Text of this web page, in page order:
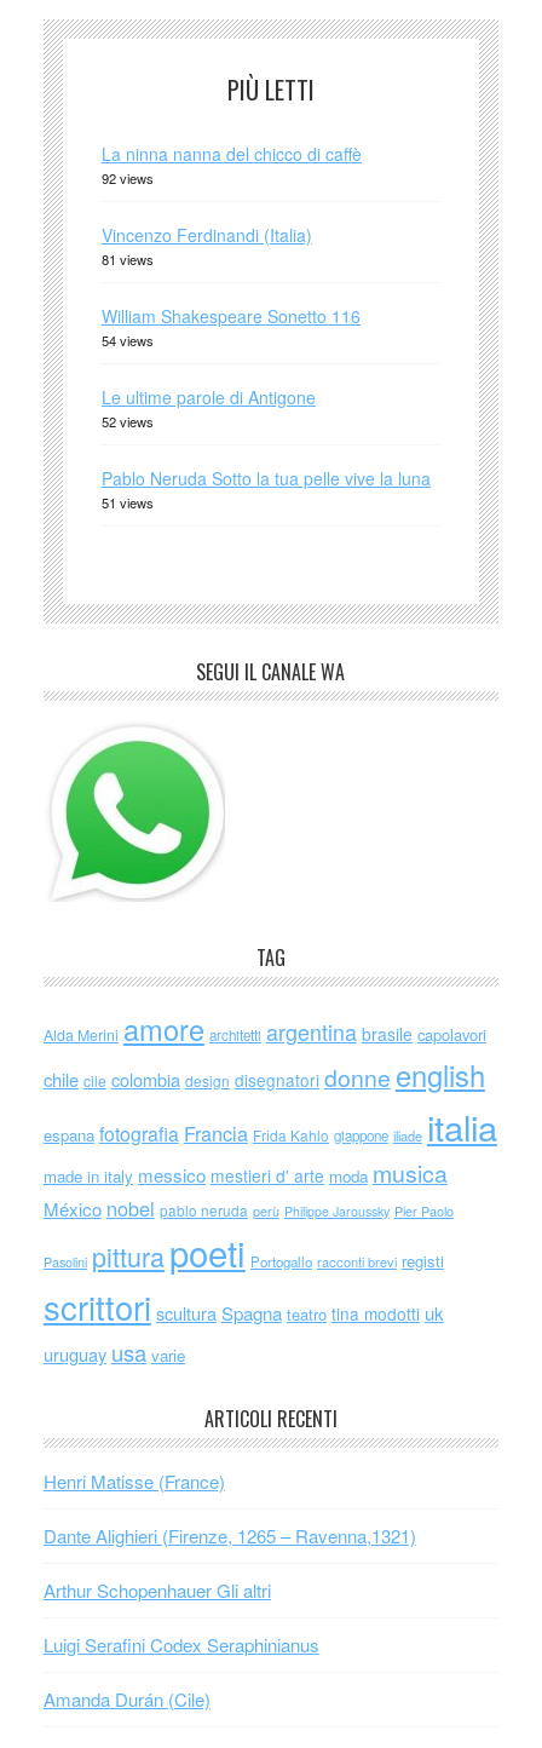
PIÙ LETTI
La ninna nanna del chicco di caffè
92 views
Vincenzo Ferdinandi (Italia)
81 views
William Shakespeare Sonetto 116
54 views
Le ultime parole di Antigone
52 views
Pablo Neruda Sotto la tua pelle vive la luna
51 views
SEGUI IL CANALE WA
TAG
Alda Merini amore architetti argentina brasile capolavori
chile cile colombia design disegnatori donne english
espana fotografia Francia Frida Kahlo giappone iliade italia
made in italy messico mestieri d' arte moda musica
México nobel pablo neruda perù Philippe Jaroussky Pier Paolo
Pasolini pitturapoeti Portogallo racconti brevi registi
scrittori scultura Spagna teatro tina modotti uk
uruguay usa varie
ARTICOLI RECENTI
Henri Matisse (France)
Dante Alighieri (Firenze, 1265 – Ravenna,1321)
Arthur Schopenhauer Gli altri
Luigi Serafini Codex Seraphinianus
Amanda Durán (Cile)